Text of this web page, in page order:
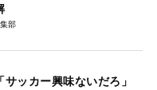
部
サッカー興味ないだろ」